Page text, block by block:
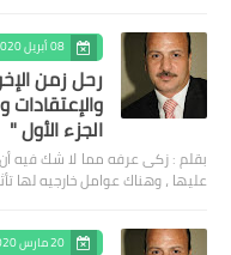
08 أبريل 2020
رحل زمن
الجزء الأول "
بقلم : زكى عرفه مما لا شك فيه
عليها ، وهناك عوامل خارجيه لها
20 مارس 2020